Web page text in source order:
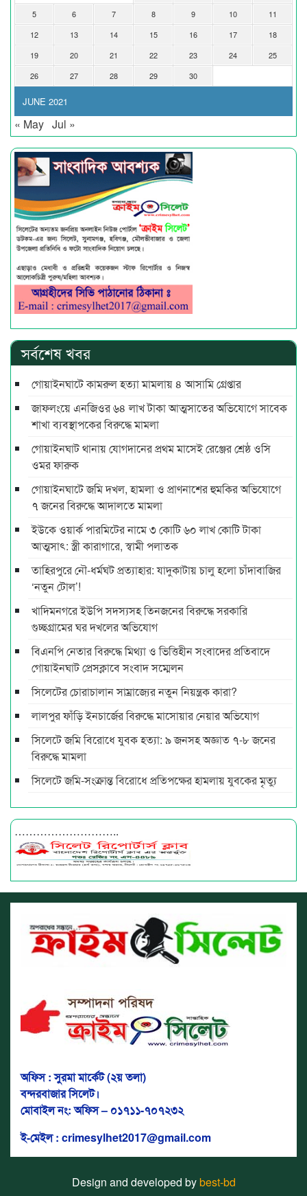
JUNE 2021
5
6 7 8 9 10
11
12
13 14 15 16 17
18
19
20 21 22 23 24
25
26
27 28 29 30
« May Jul »
সর্বশেষ খবর
গোয়াইনঘাটে কামরুল হত্যা মামলায় ৪ আসামি গ্রেপ্তার
জাফলংয়ে এনজিওর ৬৪ লাখ টাকা আত্মসাতের অভিযোগে সাবেক
শাখা ব্যবস্থাপকের বিরুদ্ধে মামলা
গোয়াইনঘাট থানায় যোগদানের প্রথম মাসেই রেঞ্জের শ্রেষ্ঠ ওসি
ওমর ফারুক
গোয়াইনঘাটে জমি দখল, হামলা ও প্রাণনাশের হুমকির অভিযোগে
৭ জনের বিরুদ্ধে আদালতে মামলা
ইউকে ওয়ার্ক পারমিটের নামে ৩ কোটি ৬০ লাখ কোটি টাকা
আত্মসাৎ: স্ত্রী কারাগারে, স্বামী পলাতক
তাহিরপুরে নৌ-ধর্মঘট প্রত্যাহার: যাদুকাটায় চালু হলো চাঁদাবাজির
‘নতুন টোল’!
খাদিমনগরে ইউপি সদস্যসহ তিনজনের বিরুদ্ধে সরকারি
গুচ্ছগ্রামের ঘর দখলের অভিযোগ
বিএনপি নেতার বিরুদ্ধে মিথ্যা ও ভিত্তিহীন সংবাদের প্রতিবাদে
গোয়াইনঘাট প্রেসক্লাবে সংবাদ সম্মেলন
সিলেটের চোরাচালান সাম্রাজ্যের নতুন নিয়ন্ত্রক কারা?
লালপুর ফাঁড়ি ইনচার্জের বিরুদ্ধে মাসোয়ার নেয়ার অভিযোগ
সিলেটে জমি বিরোধে যুবক হত্যা: ৯ জনসহ অজ্ঞাত ৭-৮ জনের
বিরুদ্ধে মামলা
সিলেটে জমি-সংক্রান্ত বিরোধে প্রতিপক্ষের হামলায় যুবকের মৃত্যু
………………………..
অফিস : সুরমা মার্কেট (২য় তলা)
বন্দরবাজার সিলেট।
মোবাইল নং: অফিস – ০১৭১১-৭০৭২৩২
ই-মেইল : crimesylhet2017@gmail.com
Design and developed bybest-bd